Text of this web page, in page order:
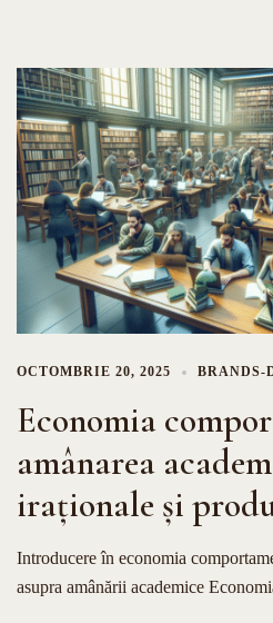
OCTOMBRIE 20, 2025 BRANDS-
Economia
amânarea
iraționale și
Introducere în economia
asupra amânării academice